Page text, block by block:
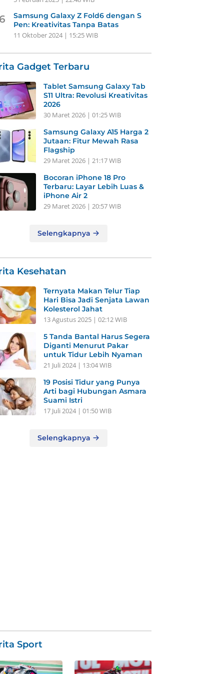
Samsung Galaxy Z Fold6 dengan S
Pen: Kreativitas Tanpa Batas
11 Oktober 2024 | 15:25 WIB
Gadget Terbaru
Tablet Samsung Galaxy Tab
S11 Ultra: Revolusi Kreativitas
2026
30 Maret 2026 | 01:25 WIB
Samsung Galaxy A15 Harga 2
Jutaan: Fitur Mewah Rasa
Flagship
29 Maret 2026 | 21:17 WIB
Bocoran iPhone 18 Pro
Terbaru: Layar Lebih Luas &
iPhone Air 2
29 Maret 2026 | 20:57 WIB
Selengkapnya
Kesehatan
Ternyata Makan Telur Tiap
Hari Bisa Jadi Senjata Lawan
Kolesterol Jahat
13 Agustus 2025 | 02:12 WIB
5 Tanda Bantal Harus Segera
Diganti Menurut Pakar
untuk Tidur Lebih Nyaman
21 Juli 2024 | 13:04 WIB
19 Posisi Tidur yang Punya
Arti bagi Hubungan Asmara
Suami Istri
17 Juli 2024 | 01:50 WIB
Selengkapnya
Sport